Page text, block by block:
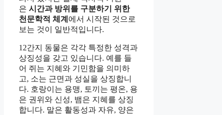
은 시간과 방위를 구분하기 위한
천문학적 체계 에서 시작된 것으로
보는 것이 일반적입니다.
12간지 동물은 각각 특정한 성격과
상징성을 갖고 있습니다. 예를 들
어 쥐는 지혜와 기민함을 의미하
고, 소는 근면과 성실을 상징합니
다. 호랑이는 용맹, 토끼는 평온, 용
은 권위와 신성, 뱀은 지혜를 상징
합니다. 말은 활동성과 자유, 양은